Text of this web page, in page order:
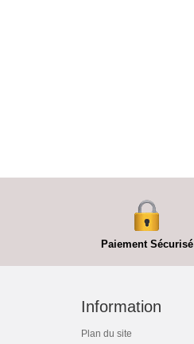
Paiement Sécurisé
Information
Plan du site